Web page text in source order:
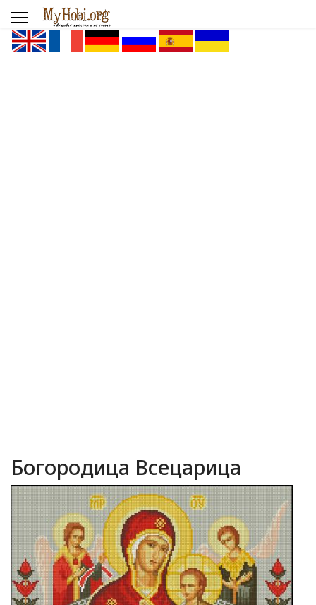
Богородица Всецарица